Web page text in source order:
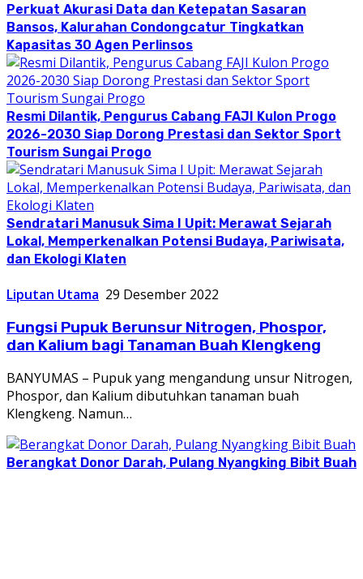
Perkuat Akurasi Data dan Ketepatan Sasaran
Bansos, Kalurahan Condongcatur Tingkatkan
Kapasitas 30 Agen Perlinsos
Resmi Dilantik, Pengurus Cabang FAJI Kulon Progo
2026-2030 Siap Dorong Prestasi dan Sektor Sport
Tourism Sungai Progo
Sendratari Manusuk Sima I Upit: Merawat Sejarah
Lokal, Memperkenalkan Potensi Budaya, Pariwisata,
dan Ekologi Klaten
Liputan Utama 29 Desember 2022
Fungsi Pupuk Berunsur Nitrogen, Phospor,
dan Kalium bagi Tanaman Buah Klengkeng
BANYUMAS – Pupuk yang mengandung unsur Nitrogen,
Phospor, dan Kalium dibutuhkan tanaman buah
Klengkeng. Namun…
Berangkat Donor Darah, Pulang Nyangking Bibit Buah